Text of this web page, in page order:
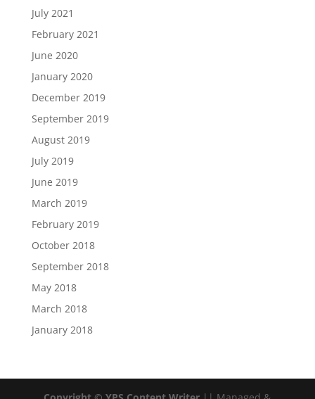
July 2021
February 2021
June 2020
January 2020
December 2019
September 2019
August 2019
July 2019
June 2019
March 2019
February 2019
October 2018
September 2018
May 2018
March 2018
January 2018